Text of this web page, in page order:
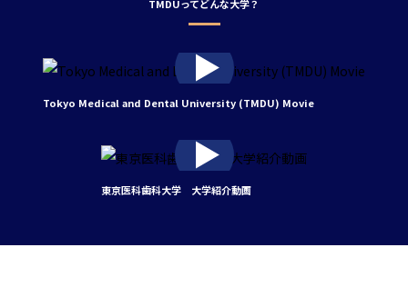
Tokyo Medical and Dental University (TMDU) Movie
東京医科歯科大学 大学紹介動画